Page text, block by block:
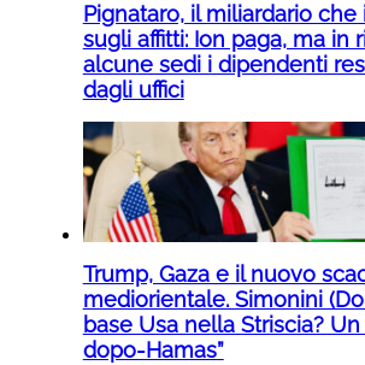
Pignataro, il miliardario che
sugli affitti: Ion paga, ma in
alcune sedi i dipendenti
dagli uffici
Trump, Gaza e il nuovo
mediorientale. Simonini
base Usa nella Striscia?
dopo-Hamas”